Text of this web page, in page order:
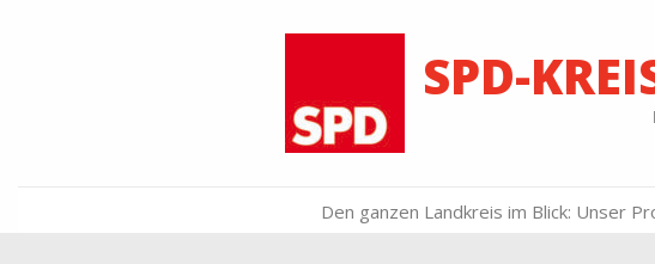
SPD-
Den ganzen Landkreis im Blick: Unser